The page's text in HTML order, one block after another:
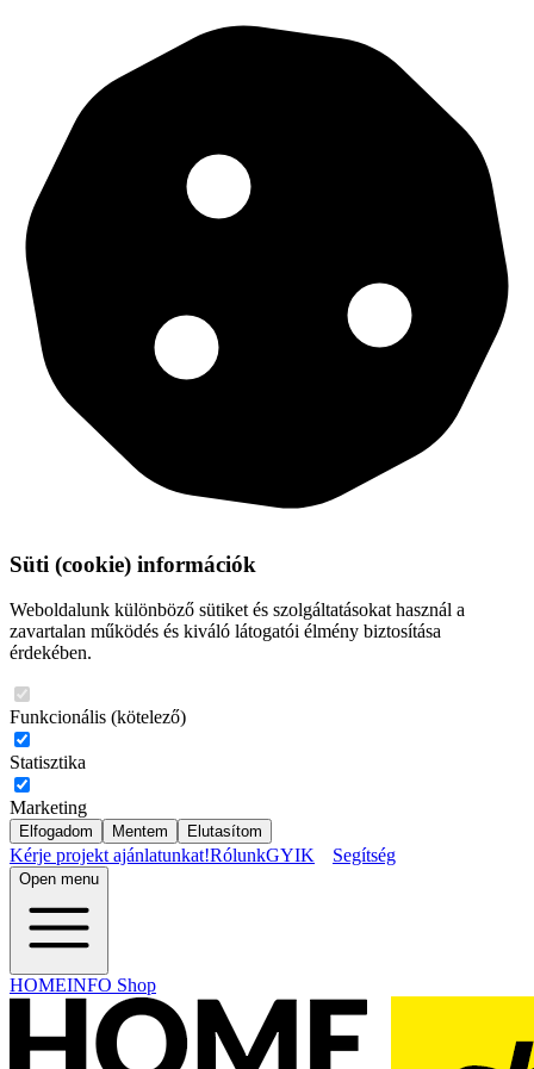
Süti (cookie) információk
Weboldalunk különböző sütiket és szolgáltatásokat használ a
zavartalan működés és kiváló látogatói élmény biztosítása
érdekében.
Funkcionális (kötelező)
Statisztika
Marketing
Elfogadom Mentem Elutasítom
Kérje projekt ajánlatunkat!RólunkGYIK Segítség
Open menu
HOMEINFO Shop